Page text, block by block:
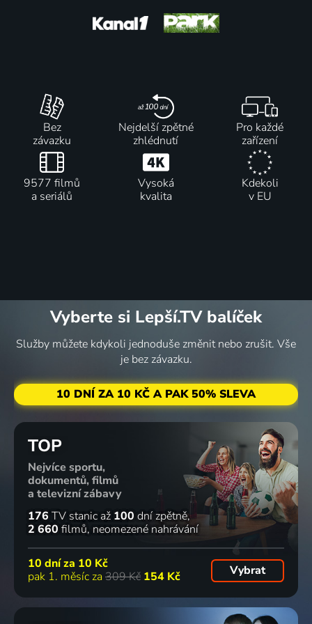
Bez
závazku
Nejdelší zpětné
zhlédnutí
Pro každé
zařízení
9577 filmů
a seriálů
Vysoká
kvalita
Kdekoli
v EU
Vyberte si Lepší.TV balíček
Služby můžete kdykoli jednoduše změnit nebo zrušit. Vše
je bez závazku.
10 DNÍ ZA 10 KČ A PAK 50% SLEVA
TOP
Nejvíce sportu,
dokumentů, filmů
a televizní zábavy
176 TV stanic až 100 dní zpětně
2 660 filmů neomezené nahrávání
10 dní za 10 Kč
pak 1. měsíc za 309 Kč 154 Kč Vybrat